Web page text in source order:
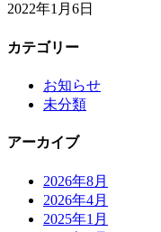
2022年1月6日
カテゴリー
お知らせ
未分類
アーカイブ
2026年8月
2026年4月
2025年1月